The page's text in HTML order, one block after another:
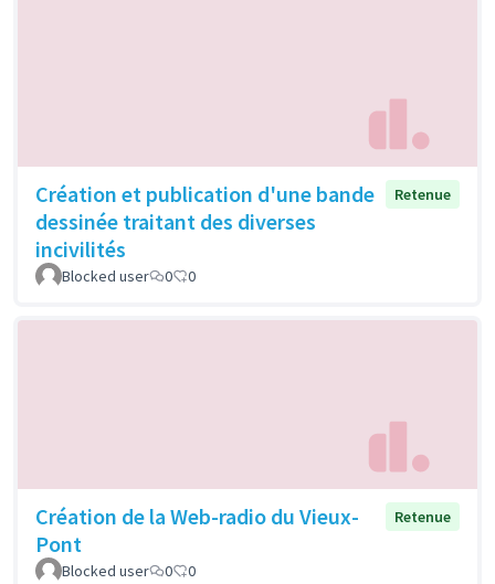
Création et publication d'une bande
dessinée traitant des diverses
incivilités
Retenue
Blocked user 0 0
Création de la Web-radio du Vieux-
Pont
Retenue
Blocked user 0 0